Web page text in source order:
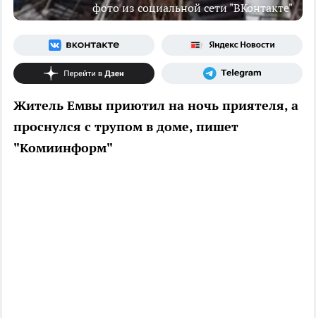
фото из социальной сети "ВКонтакте"
Житель Емвы приютил на ночь приятеля, а
проснулся с трупом в доме, пишет
"Комиинформ"